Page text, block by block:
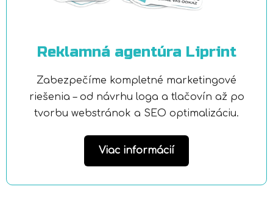
Reklamná agentúra Liprint
Zabezpečíme kompletné marketingové
riešenia – od návrhu loga a tlačovín až po
tvorbu webstránok a SEO optimalizáciu.
Viac informácií